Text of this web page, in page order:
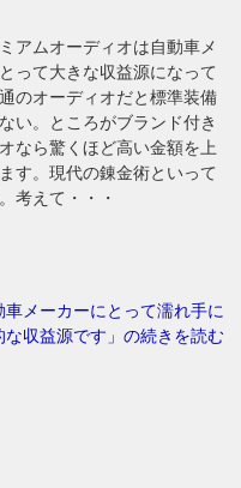
アムオーディオは自動車メ
って大きな収益源になって
のオーディオだと標準装備
い。ところがブランド付き
なら驚くほど高い金額を上
す。現代の錬金術といって
考えて・・・
車メーカーにとって濡れ手に
な収益源です」の続きを読む